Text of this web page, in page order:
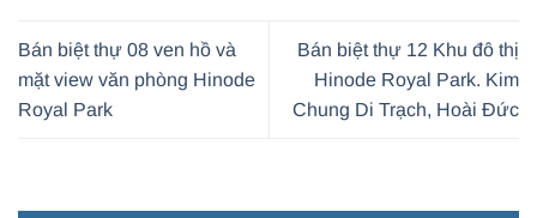
Bán biệt thự 08 ven hồ và
mặt view văn phòng Hinode
Royal Park
Bán biệt thự 12 Khu đô thị
Hinode Royal Park. Kim
Chung Di Trạch, Hoài Đức